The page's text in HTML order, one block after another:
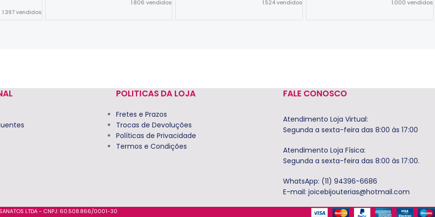
1.397vendidos
1.806 vendidos 1.524vendidos 1.000 vendidos
POLITICAS DA LOJA
Fretes e Prazos
Trocas de Devoluções
Políticas de Privacidade
Termos e Condições
FALE CONOSCO
Atendimento Loja Virtual:
Segunda a sexta-feira das 8:00 às 17:00
Atendimento Loja Física:
Segunda a sexta-feira das 8:00 às 17:00.
WhatsApp: (11) 94396-6686
E-mail: joicebijouterias@hotmail.com
LTDA - CNPJ: 60.508.866/0001-30